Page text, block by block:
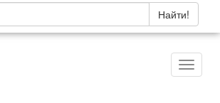
Найти!